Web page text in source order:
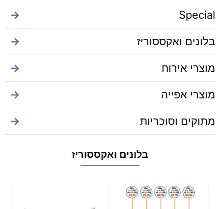
Special
→
בלונים ואקססוריז →
מוצרי אירוח →
מוצרי אפייה →
מתוקים וסוכריות →
בלונים ואקססוריז